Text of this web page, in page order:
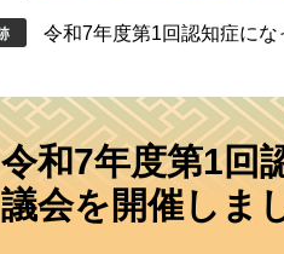
令和7年度第1回認知症に
令和7年度第1回
議会を開催しま